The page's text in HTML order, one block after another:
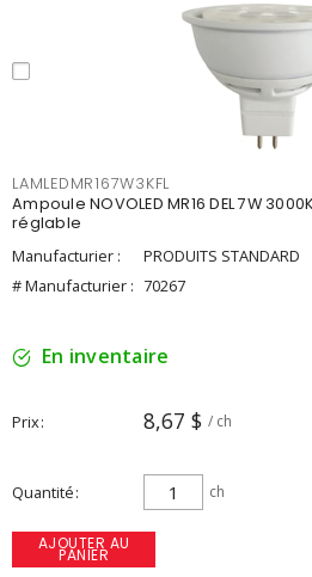
LAMLEDMR167W3KFL
Ampoule NOVOLED MR16 DEL 7W
réglable
Manufacturier :
PRODUITS STANDARD
# Manufacturier : 70267
En inventaire
Prix 8,67 $ / ch
Quantité ch
AJOUTER AU
PANIER